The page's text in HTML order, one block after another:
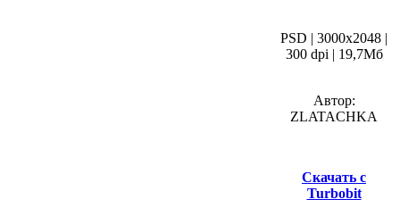
PSD | 3000х2048 |
300 dpi | 19,7Мб
Автор:
ZLATACHKA
Скачать с
Turbobit